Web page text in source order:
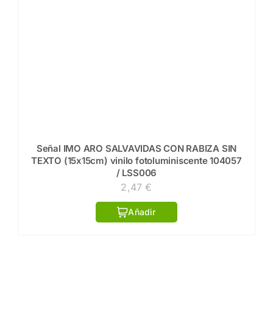
Señal IMO ARO SALVAVIDAS CON RABIZA SIN
TEXTO (15x15cm) vinilo fotoluminiscente 104057
/ LSS006
2,47€
Añadir